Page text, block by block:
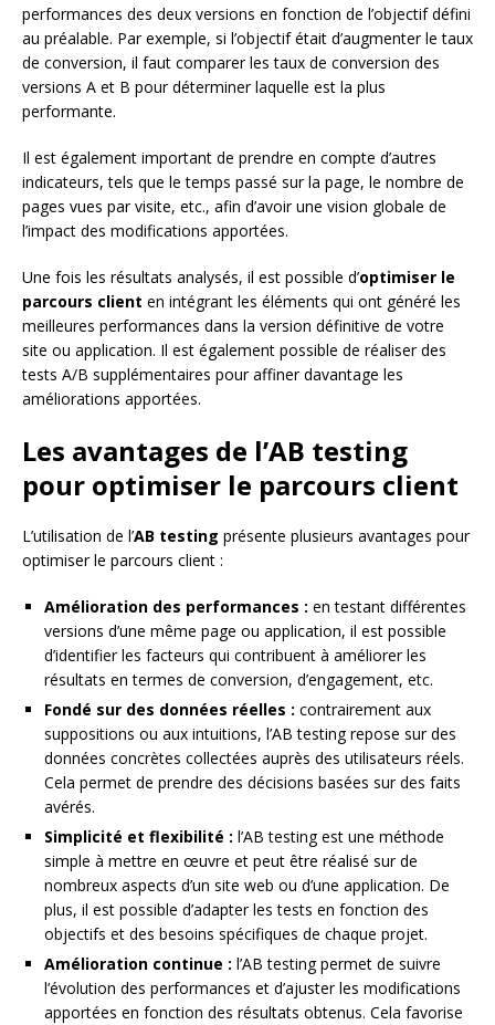
performances des deux versions en fonction de l’objectif défini
au préalable. Par exemple, si l’objectif était d’augmenter le taux
de conversion, il faut comparer les taux de conversion des
versions A et B pour déterminer laquelle est la plus
performante.
Il est également important de prendre en compte d’autres
indicateurs, tels que le temps passé sur la page, le nombre de
pages vues par visite, etc., afin d’avoir une vision globale de
l’impact des modifications apportées.
Une fois les résultats analysés, il est possible d’optimiser le
parcours client en intégrant les éléments qui ont généré les
meilleures performances dans la version définitive de votre
site ou application. Il est également possible de réaliser des
tests A/B supplémentaires pour affiner davantage les
améliorations apportées.
Les avantages de l’AB testing
pour optimiser le parcours client
L’utilisation de l’AB testing présente plusieurs avantages pour
optimiser le parcours client :
Amélioration des performances : en testant différentes
versions d’une même page ou application, il est possible
d’identifier les facteurs qui contribuent à améliorer les
résultats en termes de conversion, d’engagement, etc.
Fondé sur des données réelles : contrairement aux
suppositions ou aux intuitions, l’AB testing repose sur des
données concrètes collectées auprès des utilisateurs réels.
Cela permet de prendre des décisions basées sur des faits
avérés.
Simplicité et flexibilité : l’AB testing est une méthode
simple à mettre en œuvre et peut être réalisé sur de
nombreux aspects d’un site web ou d’une application. De
plus, il est possible d’adapter les tests en fonction des
objectifs et des besoins spécifiques de chaque projet.
Amélioration continue : l’AB testing permet de suivre
l’évolution des performances et d’ajuster les modifications
apportées en fonction des résultats obtenus. Cela favorise